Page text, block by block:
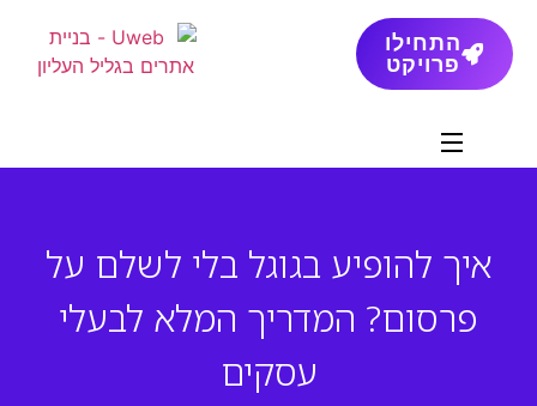
התחילו
פרויקט
איך להופיע בגוגל בלי לשלם על
פרסום? המדריך המלא לבעלי
עסקים